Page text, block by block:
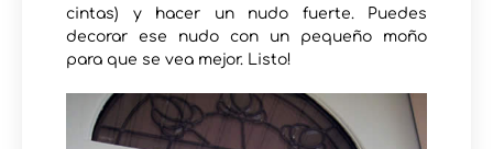
cintas) y hacer un nudo fuerte. Puedes
decorar ese nudo con un pequeño moño
para que se vea mejor. Listo!